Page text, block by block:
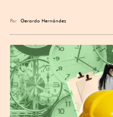
Por Gerardo Hernández